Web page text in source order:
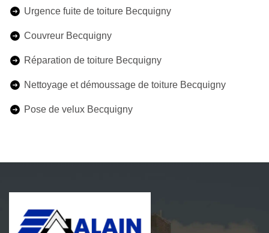
Urgence fuite de toiture Becquigny
Couvreur Becquigny
Réparation de toiture Becquigny
Nettoyage et démoussage de toiture Becquigny
Pose de velux Becquigny